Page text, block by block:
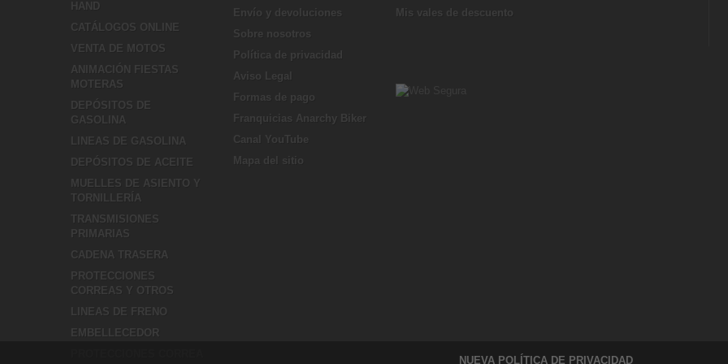
HAND
CATÁLOGOS ONLINE
VENTA DE MOTOS
ANIMACIÓN FIESTAS
MOTERAS
DEPÓSITOS DE
GASOLINA
LINEAS DE GASOLINA
DEPÓSITOS DE ACEITE
MUELLES DE ASIENTO Y
TORNILLERÍA
TRANSMISIONES
PRIMARIAS
CADENA TRASERA
PROTECCIONES
CORREAS Y OTROS
LINEAS DE FRENO
EMBELLECEDOR
Envío y devoluciones
Sobre nosotros
Política de privacidad
Aviso Legal
Formas de pago
Franquicias Anarchy Biker
Canal YouTube
Mapa del sitio
Mis vales de descuento
NUEVA POLÍTICA DE PRIVACIDAD